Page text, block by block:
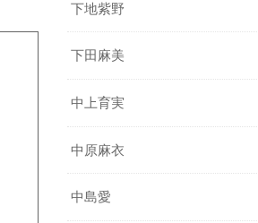
下地紫野
下田麻美
中上育実
中原麻衣
中島愛